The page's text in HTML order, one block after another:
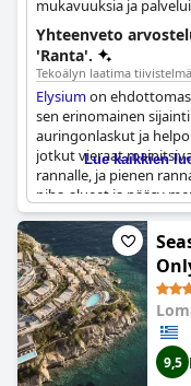
mukavuuksia ja
rantaelämään, mukaan
spa-palveluita.
Yhteenveto
'Ranta'.
Tekoälyn laatima tiivistelmä
Elysiumon
sen erinomainen
auringonlaskut ja
jotkut vieraat
rannalle, ja pienen
piha-alueet ja pääsy
onni saada huone
näkymää.
voivat kävellä hiekkaa
minuutin päässä, ja
kaikkiaanElysium on
haluavat yöpyä
Lue kaikkien
9,5